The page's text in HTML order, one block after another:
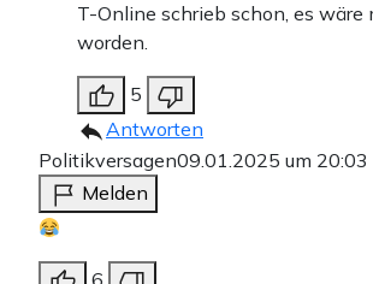
T-Online schrieb schon, es
worden.
5
Antworten
Politikversagen09.01.2025 um 20:03
Melden